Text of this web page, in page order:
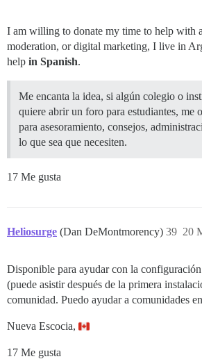
I am willing to donate my time to help with
moderation, or digital marketing, I live in
help in Spanish.
Me encanta la idea, si algún colegio o
quiere abrir un foro para estudiantes, me
para asesoramiento, consejos,
lo que sea que necesiten.
17 Me gusta
Heliosurge (Dan DeMontmorency) 20
39
Disponible para ayudar con la
(puede asistir después de la primera
comunidad. Puedo ayudar a comunidades
Nueva Escocia,
17 Me gusta